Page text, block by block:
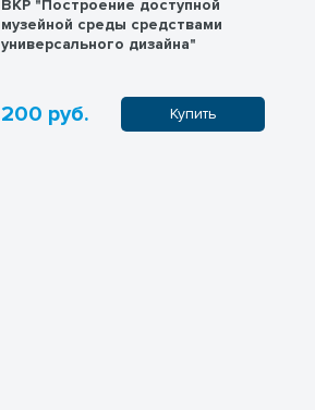
ВКР "Построение доступной
музейной среды средствами
универсального дизайна"
200 руб. Купить